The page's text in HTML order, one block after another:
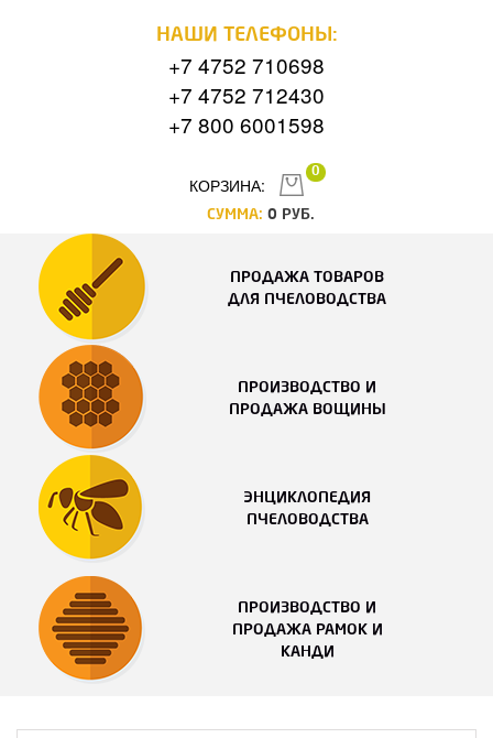
НАШИ ТЕЛЕФОНЫ:
+7 4752 710698
+7 4752 712430
+7 800 6001598
КОРЗИНА:
0
СУММА: 0 РУБ.
ПРОДАЖА ТОВАРОВ
ДЛЯ ПЧЕЛОВОДСТВА
ПРОИЗВОДСТВО И
ПРОДАЖА ВОЩИНЫ
ЭНЦИКЛОПЕДИЯ
ПЧЕЛОВОДСТВА
ПРОИЗВОДСТВО И
ПРОДАЖА РАМОК И
КАНДИ